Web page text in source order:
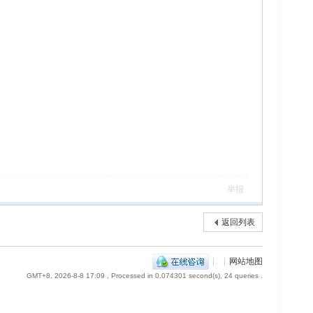
举报
返回列表
| | 网站地图
GMT+8, 2026-8-8 17:09 , Processed in 0.074301 second(s), 24 queries .